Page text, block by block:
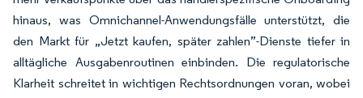
hinaus, was Omnichannel-Anwendungsfälle unterstützt, die
den Markt für „Jetzt kaufen, später zahlen”-Dienste tiefer in
alltägliche Ausgabenroutinen einbinden. Die regulatorische
Klarheit schreitet in wichtigen Rechtsordnungen voran, wobei